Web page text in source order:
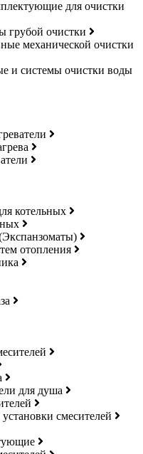
для очистки
грубой очистки
механической очистки
и системы очистки воды
котельных
отопления
для душа
смесителей